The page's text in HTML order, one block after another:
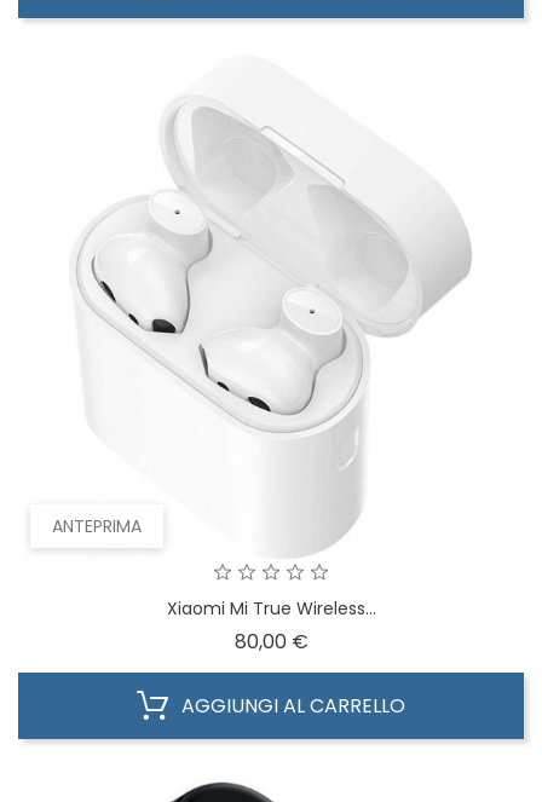
ANTEPRIMA
Xiaomi Mi True Wireless...
80,00 €Prezzo
AGGIUNGI AL CARRELLO